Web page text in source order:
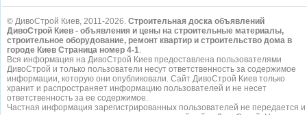
© ДивоСтрой Киев, 2011-2026. Строительная доска объявлений
ДивоСтрой Киев - объявления и цены на строительные материалы,
строительное оборудование, ремонт квартир и строительство дома в
городе Киев Страница номер 4-1.
Вся информация на ДивоСтрой Киев предоставлена пользователями
ДивоСтрой и только пользователи несут ответственность за содержимое
информации, которую они опубликовали. Сайт ДивоСтрой Киев только
хранит и распространяет информацию пользователей и не несет
ответственность за ее содержимое.
Частная информация зарегистрированных пользователей не передается и